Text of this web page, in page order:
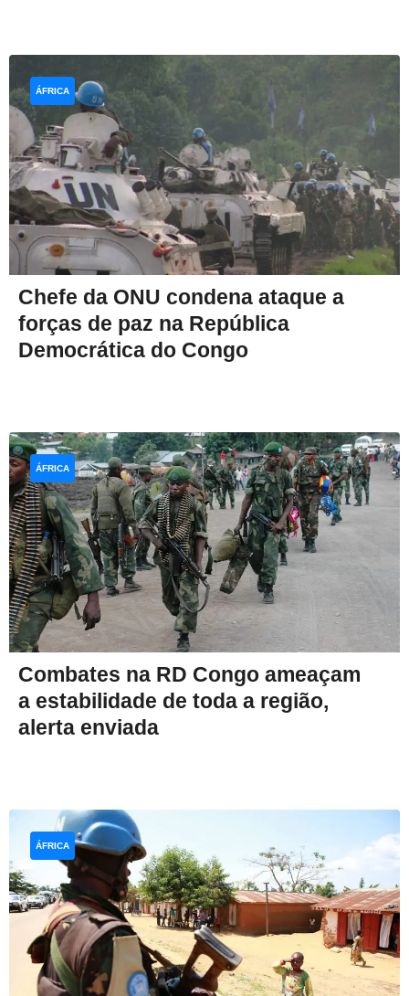
Chefe da ONU condena ataque a
forças de paz na República
Democrática do Congo
ÁFRICA
Combates na RD Congo ameaçam
a estabilidade de toda a região,
alerta enviada
ÁFRICA
ÁFRICA